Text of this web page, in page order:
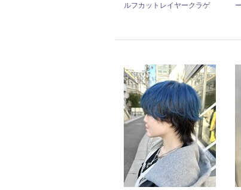
ルフカットレイヤークラゲ